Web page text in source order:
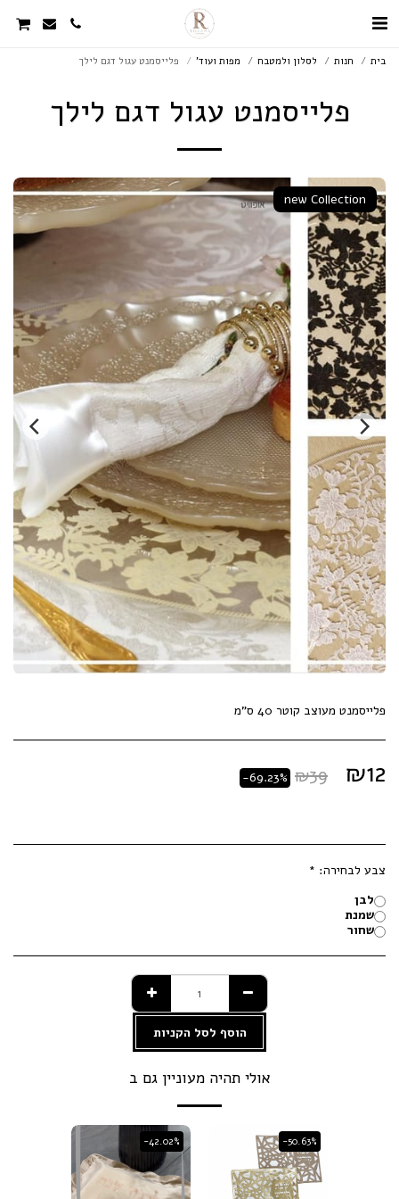
בית חנות לסלון ולמטבח מפות ועוד' פלייסמנט עגול דגם לילך
פלייסמנט עגול דגם לילך
new Collection
פלייסמנט מעוצב קוטר 40 ס"מ
₪12
₪39
-69.23%
צבע לבחירה: *
לבן
שמנת
שחור
הוסף לסל הקניות
אולי תהיה מעוניין גם ב
-50.63%
-42.02%